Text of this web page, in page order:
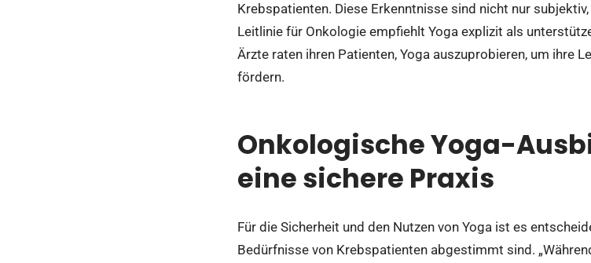
Krebspatienten. Diese Erkenntnisse sind nicht nur
Leitlinie für Onkologie empfiehlt Yoga explizit als
Ärzte raten ihren Patienten, Yoga auszuprobieren, um ihre
fördern.
Onkologische Yoga-
eine sichere Praxis
Für die Sicherheit und den Nutzen von Yoga ist es
Bedürfnisse von Krebspatienten abgestimmt sind.